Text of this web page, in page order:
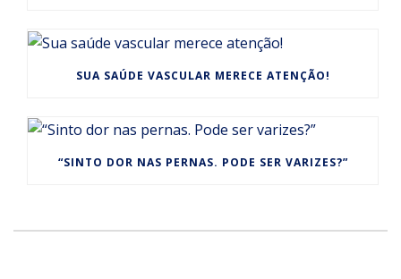
SUA SAÚDE VASCULAR MERECE ATENÇÃO!
“SINTO DOR NAS PERNAS. PODE SER VARIZES?”